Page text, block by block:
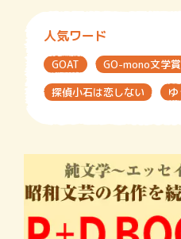
人気ワード
GOAT GO-mono文学賞
探偵小石は恋しない